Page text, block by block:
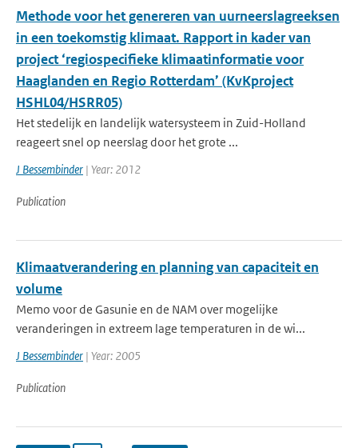
Methode voor het genereren van uurneerslagreeksen
in een toekomstig klimaat. Rapport in kader van
project ‘regiospecifieke klimaatinformatie voor
Haaglanden en Regio Rotterdam’ (KvKproject
HSHL04/HSRR05)
Het stedelijk en landelijk watersysteem in Zuid-Holland
reageert snel op neerslag door het grote ...
J Bessembinder | Year: 2012
Publication
Klimaatverandering en planning van capaciteit en
volume
Memo voor de Gasunie en de NAM over mogelijke
veranderingen in extreem lage temperaturen in de wi...
J Bessembinder | Year: 2005
Publication